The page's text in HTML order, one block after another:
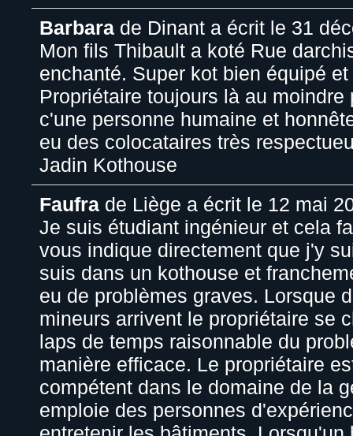
Barbara de Dinant a écrit le 31
Mon fils Thibault a koté Rue
enchanté. Super kot bien équipé
Propriétaire toujours là au moindre
c'une personne humaine et
eu des colocataires très
Jadin Kothouse
Faufra de Liège a écrit le 12 mai
Je suis étudiant ingénieur et cela
vous indique directement que j'y
suis dans un kothouse et
eu de problèmes graves. Lorsque
mineurs arrivent le propriétaire se
laps de temps raisonnable du
manière efficace. Le propriétaire
compétent dans le domaine de la
emploie des personnes